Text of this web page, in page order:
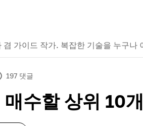
겸 가이드 작가. 복잡한 기술을 누구나
197 댓글
수할 상위 10